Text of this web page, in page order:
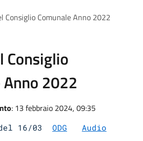
Consiglio Comunale Anno 2022
Consiglio
2022
: 13 febbraio 2024, 09:35
del 16/03 ODG
Audio